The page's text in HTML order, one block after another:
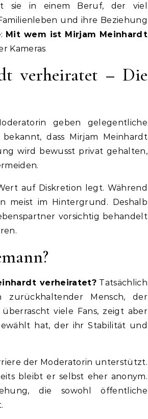
sie in einem Beruf, der viel
und ihre Beziehung
Mit wem ist Mirjam Meinhardt
Kameras
verheiratet – Die
geben gelegentliche
dass Mirjam Meinhardt
wird bewusst privat gehalten,
auf Diskretion legt. Während
meist im Hintergrund. Deshalb
vorsichtig behandelt
verheiratet?Tatsächlich
Mensch, der
viele Fans, zeigt aber
hat, der ihr Stabilität und
der Moderatorin unterstützt.
bleibt er selbst eher anonym.
die sowohl öffentliche